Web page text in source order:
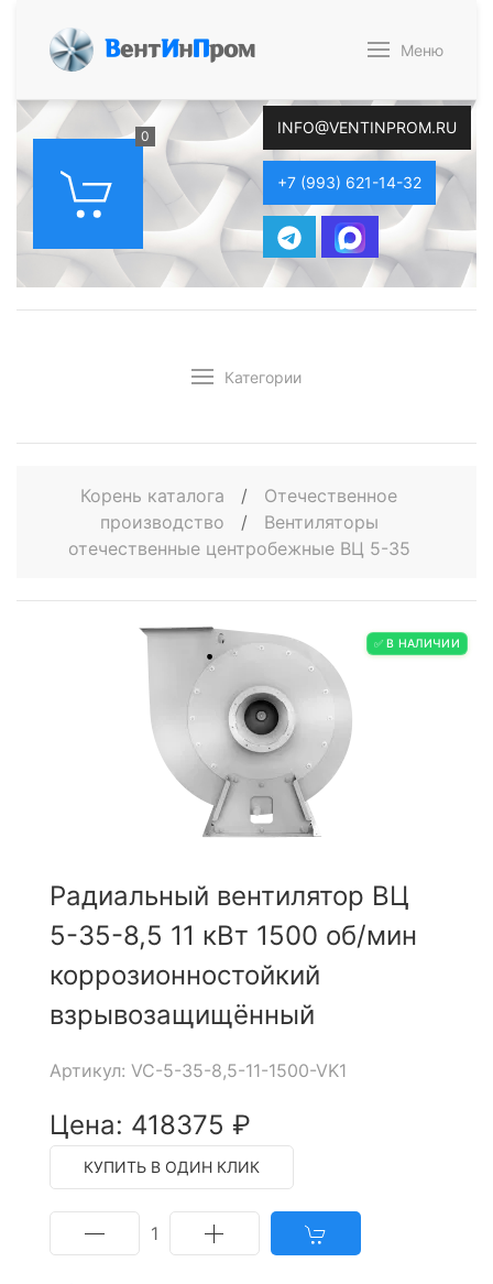
ВентИнПром Меню
0 INFO@VENTINPROM.RU
+7 (993) 621-14-32
Категории
Корень каталога /
Отечественное
производство
/
Вентиляторы
отечественные центробежные ВЦ 5-35
✅ В НАЛИЧИИ
Радиальный вентилятор ВЦ
5-35-8,5 11 кВт 1500 об/мин
коррозионностойкий
взрывозащищённый
Артикул: VC-5-35-8,5-11-1500-VK1
Цена: 418375 ₽
КУПИТЬ В ОДИН КЛИК
1